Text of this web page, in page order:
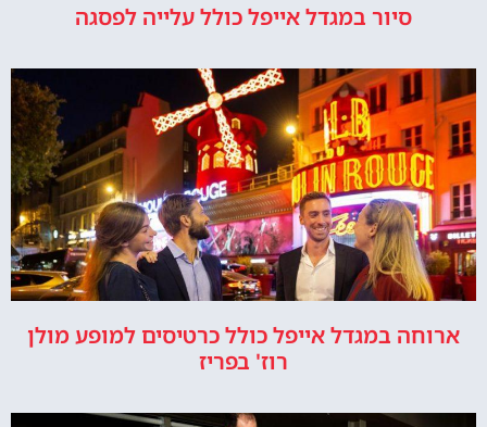
סיור במגדל אייפל כולל עלייה לפסגה
ארוחה במגדל אייפל כולל כרטיסים למופע מולן
רוז' בפריז